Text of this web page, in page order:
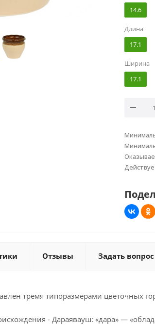
14.6
Длина
17.1
Ширина
17.1
Отзывы Задать вопрос
тремя типоразмерами цветочных
- Дараявауш: «дара» —